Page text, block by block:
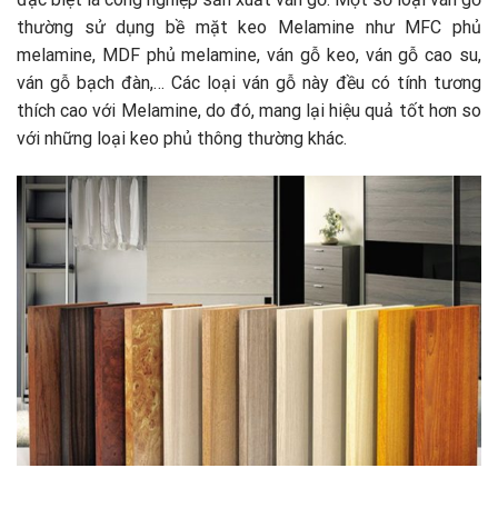
thường sử dụng bề mặt keo Melamine như MFC phủ
melamine, MDF phủ melamine, ván gỗ keo, ván gỗ cao su,
ván gỗ bạch đàn,… Các loại ván gỗ này đều có tính tương
thích cao với Melamine, do đó, mang lại hiệu quả tốt hơn so
với những loại keo phủ thông thường khác.